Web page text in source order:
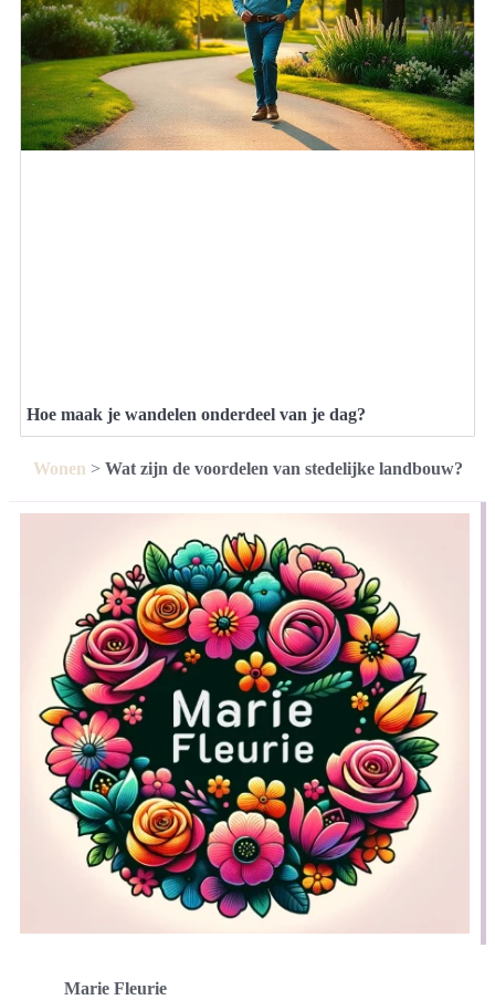
Hoe maak je wandelen onderdeel van je dag?
Wonen > Wat zijn de voordelen van stedelijke landbouw?
Marie Fleurie